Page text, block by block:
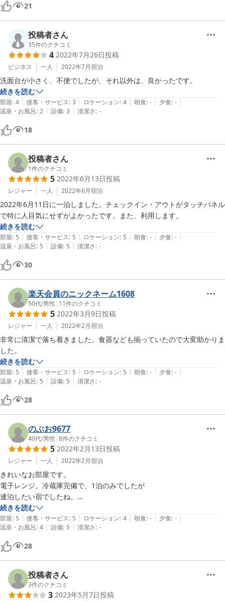
21
投稿者さん
35件のクチコミ
4 2022年7月26日投稿
ビジネス 一人 2022年7月宿泊
洗面台が小さく、不便でしたが、それ以外は、良かったです。
続きを読む
部屋: 4 | 接客・サービス: 3 | ロケーション: 4 | 朝食: - | 夕食: - |
温泉・お風呂: 2 | 設備: 3 | 清潔さ: -
18
投稿者さん
1件のクチコミ
5 2022年6月13日投稿
レジャー 一人 2022年6月宿泊
2022年6月11日に一泊しました。チェックイン・アウトがタッチパネル
で特に人目気にせずがよかったです。また、利用します。
続きを読む
部屋: 5 | 接客・サービス: 5 | ロケーション: 5 | 朝食: - | 夕食: - |
温泉・お風呂: 5 | 設備: 5 | 清潔さ: -
30
楽天会員のニックネーム1608
50代/男性 | 11件のクチコミ
5 2022年3月9日投稿
レジャー 一人 2022年2月宿泊
非常に清潔で落ち着きました。食器なども揃っていたので大変助かりま
した。
続きを読む
部屋: 5 | 接客・サービス: 5 | ロケーション: 5 | 朝食: - | 夕食: - |
温泉・お風呂: 5 | 設備: 5 | 清潔さ: -
28
のぶお9677
40代/男性 |8件のクチコミ
5 2022年2月13日投稿
レジャー 一人 2022年2月宿泊
きれいなお部屋です。
電子レンジ。冷蔵庫完備で、1泊のみでしたが
連泊したい宿でしたね。
次回あれば是非利用したい。
続きを読む
部屋: 5 | 接客・サービス: 5 | ロケーション: 4 | 朝食: - | 夕食: - |
温泉・お風呂: 4 | 設備: 5 | 清潔さ: -
28
投稿者さん
3件のクチコミ
3 2023年5月7日投稿